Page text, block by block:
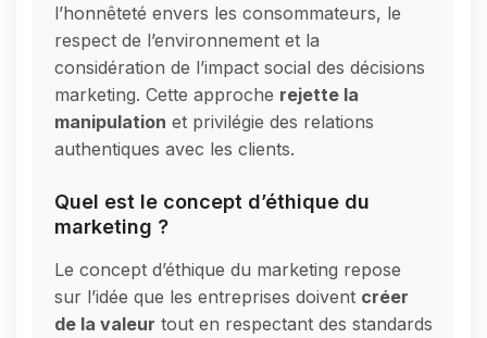
l’honnêteté envers les consommateurs, le
respect de l’environnement et la
considération de l’impact social des décisions
marketing. Cette approche rejette la
manipulation et privilégie des relations
authentiques avec les clients.
Quel est le concept d’éthique du
marketing ?
Le concept d’éthique du marketing repose
sur l’idée que les entreprises doivent créer
de la valeur tout en respectant des standards